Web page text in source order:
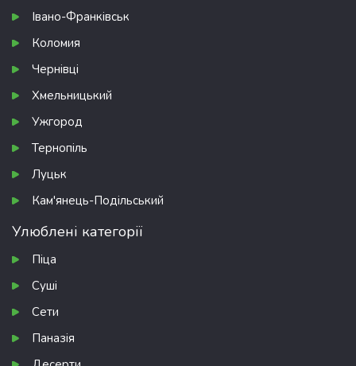
Івано-Франківськ
Коломия
Чернівці
Хмельницький
Ужгород
Тернопіль
Луцьк
Кам'янець-Подільський
Улюблені категорії
Піца
Суші
Сети
Паназія